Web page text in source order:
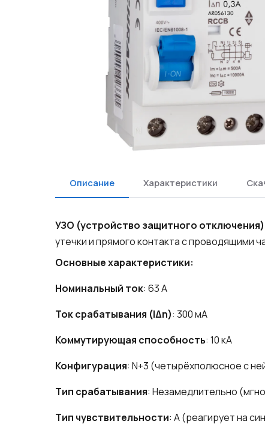
Описание Характеристики
УЗО (устройство защитного отключения)
утечки и прямого контакта с проводящими
Основные характеристики:
Номинальный ток: 63 А
Ток срабатывания (IΔn): 300 мА
Коммутирующая способность: 10 кА
Конфигурация: N+3 (четырёхполюсное с
Тип срабатывания: Незамедлительно
Тип чувствительности: A (реагирует на